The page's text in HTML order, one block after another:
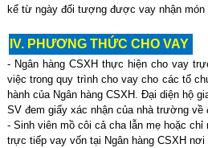
kể từ ngày đối tượng được vay nhận
IV. PHƯƠNG THỨC CHO VAY
- Ngân hàng CSXH thực hiện cho vay
việc trong quy trình cho vay cho các tổ
hành của Ngân hàng CSXH. Đại diện hộ
SV đem giấy xác nhận của nhà trường
- Sinh viên mồ côi cả cha lẫn mẹ hoặc
trực tiếp vay vốn tại Ngân hàng CSXH nơi